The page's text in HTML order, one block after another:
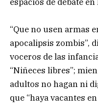
“Que no usen armas
apocalipsis zombis”,
voceros de las
“Niñeces libres”;
adultos no hagan ni
que “haya vacantes